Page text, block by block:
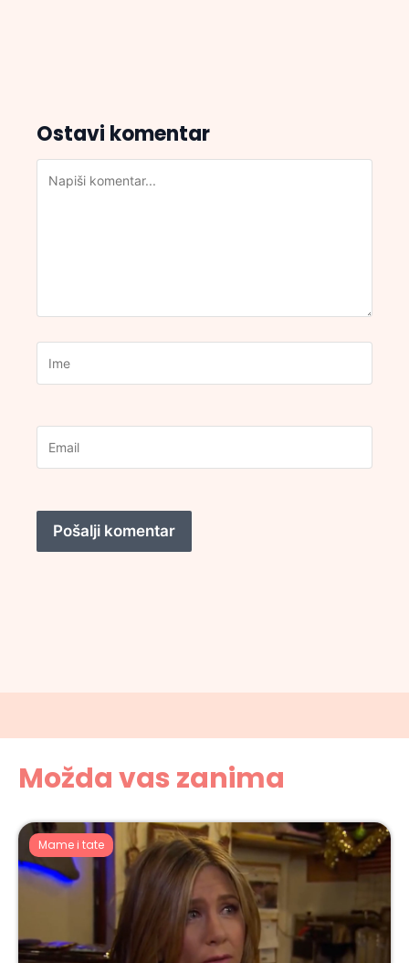
Ostavi komentar
Možda vas zanima
Mame i tate